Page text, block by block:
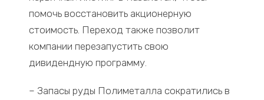
помочь восстановить акционерную
стоимость. Переход также позволит
компании перезапустить свою
дивидендную программу.
– Запасы руды Полиметалла сократились в